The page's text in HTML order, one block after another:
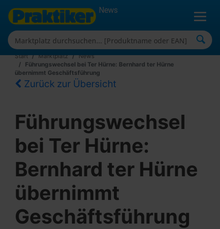
News
Start Marktplatz
News
Führungswechsel bei Ter Hürne: Bernhard ter Hürne
übernimmt Geschäftsführung
Zurück zur Übersicht
Führungswechsel
bei Ter Hürne:
Bernhard ter Hürne
übernimmt
Geschäftsführung